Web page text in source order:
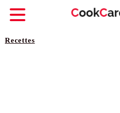
Recettes